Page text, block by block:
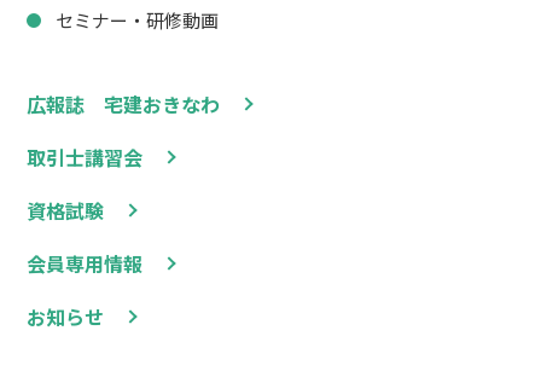
広報誌 宅建おきなわ
取引士講習会
資格試験
会員専用情報
お知らせ
セミナー・研修動画